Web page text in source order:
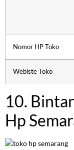
Nomor HP Toko
Webiste Toko
10.
Hp